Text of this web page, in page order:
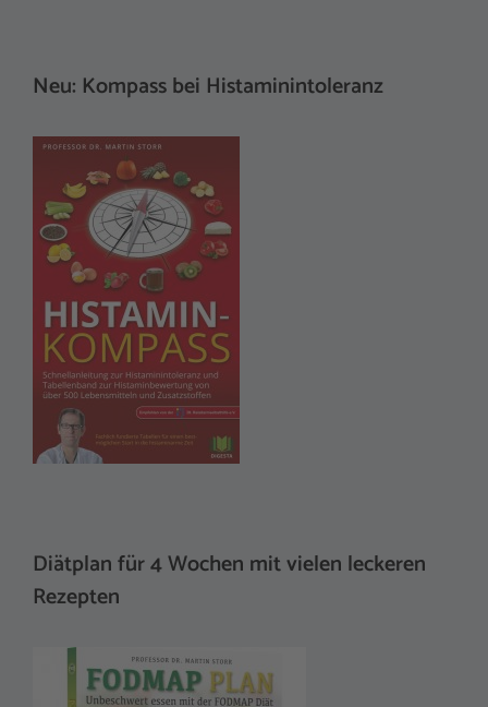
Neu: Kompass bei Histaminintoleranz
Diätplan für 4 Wochen mit vielen leckeren
Rezepten